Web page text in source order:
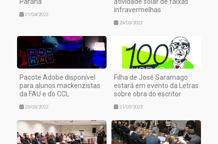
Paraná
01/04/2022
atividade solar de faixas
infravermelhas
29/03/2022
Pacote Adobe disponível
para alunos mackenzistas
da FAU e do CCL
23/03/2022
Filha de José Saramago
estará em evento da Letras
sobre obra do escritor
21/03/2022